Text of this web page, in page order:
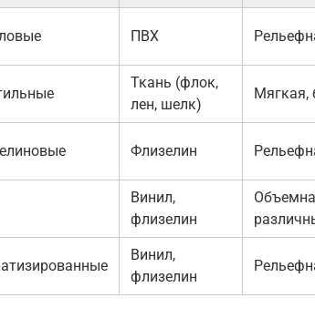
ПВХ
Ткань (флок,
лен, шелк)
Мягкая,
Флизелин
Винил,
флизелин
Винил,
флизелин